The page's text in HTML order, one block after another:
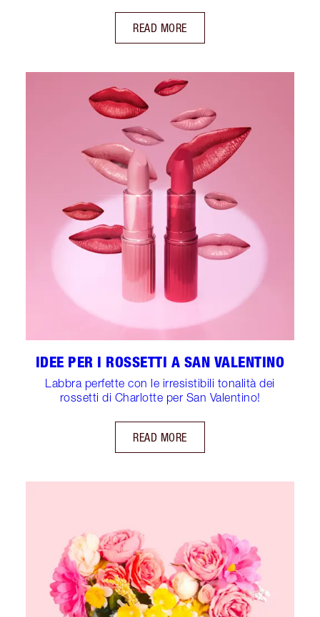
READ MORE
IDEE PER I ROSSETTI A SAN VALENTINO
Labbra perfette con le irresistibili tonalità dei
rossetti di Charlotte per San Valentino!
READ MORE